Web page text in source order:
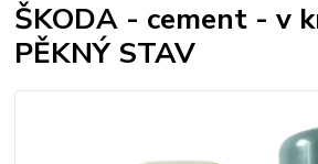
ŠKODA - cement - v
PĚKNÝ STAV